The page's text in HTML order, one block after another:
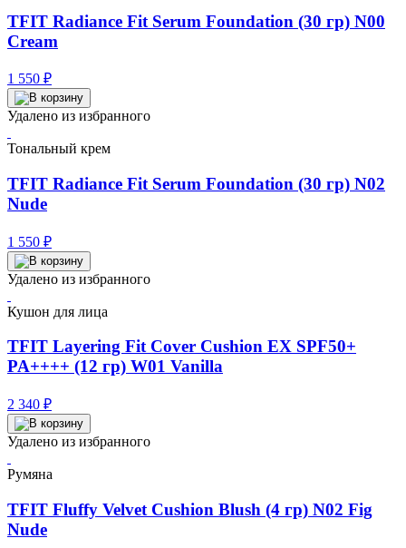
TFIT Radiance Fit Serum Foundation (30 гр) N00
Cream
1 550 ₽
Удалено из избранного
Тональный крем
TFIT Radiance Fit Serum Foundation (30 гр) N02
Nude
1 550 ₽
Удалено из избранного
Кушон для лица
TFIT Layering Fit Cover Cushion EX SPF50+
PA++++ (12 гр) W01 Vanilla
2 340 ₽
Удалено из избранного
Румяна
TFIT Fluffy Velvet Cushion Blush (4 гр) N02 Fig
Nude